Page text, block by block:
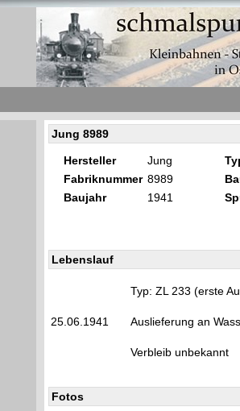
Jung 8989
Hersteller Jung
Fabriknummer 8989
Baujahr
1941
Lebenslauf
Typ: ZL 233 (erste
25.06.1941 Auslieferung an
Verbleib unbekannt
Fotos